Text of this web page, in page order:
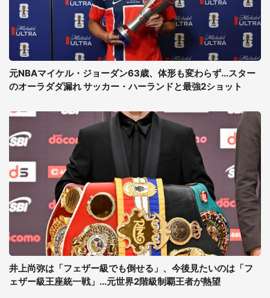
元NBAマイケル・ジョーダン63歳、体形も変わらず...スター
のオーラダダ漏れ サッカー・ハーランドと最強2ショット
井上尚弥は「フェザー級でも倒せる」、今後見たいのは「フ
ェザー級王座統一戦」...元世界2階級制覇王者が熱望